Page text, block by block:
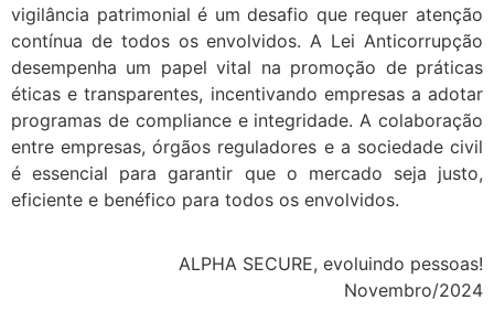
vigilância patrimonial é um desafio que requer atenção
contínua de todos os envolvidos. A Lei Anticorrupção
desempenha um papel vital na promoção de práticas
éticas e transparentes, incentivando empresas a adotar
programas de compliance e integridade. A colaboração
entre empresas, órgãos reguladores e a sociedade civil
é essencial para garantir que o mercado seja justo,
eficiente e benéfico para todos os envolvidos.
ALPHA SECURE, evoluindo pessoas!
Novembro/2024